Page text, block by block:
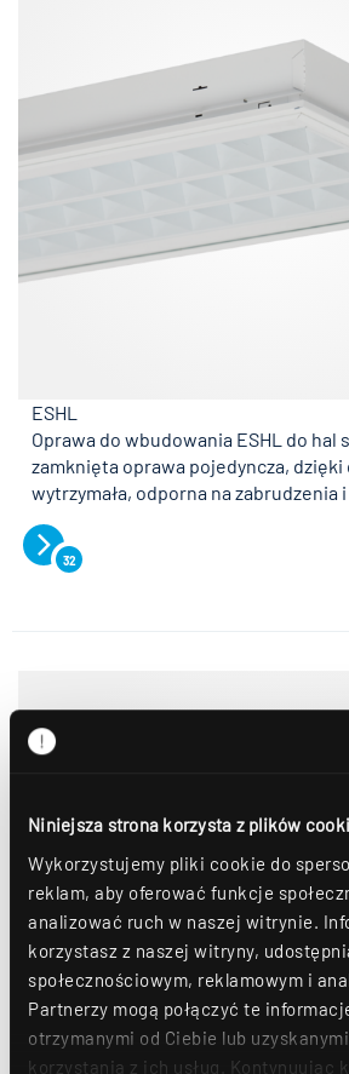
Niniejsza strona korzysta z plików
Wykorzystujemy pliki cookie do
reklam, aby oferować funkcje
analizować ruch w naszej witrynie.
korzystasz z naszej witryny,
społecznościowym, reklamowym i
Partnerzy mogą połączyć te
otrzymanymi od Ciebie lub
korzystania z ich usług. Kontynuując
ESHL
Oprawa do wbudowania ESHL do hal
zamknięta oprawa pojedyncza,
wytrzymała, odporna na zabrudzenia i
32